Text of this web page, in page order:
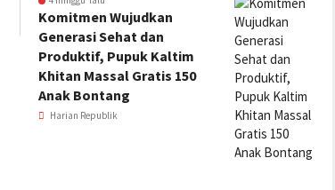
Komitmen Wujudkan
Generasi Sehat dan
Produktif, Pupuk Kaltim
Khitan Massal Gratis 150
Anak Bontang
Harian Republik